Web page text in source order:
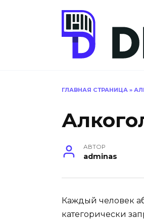
ГЛАВНАЯ СТРАНИЦА »
АВТОР
adminas
Каждый человек
категорически